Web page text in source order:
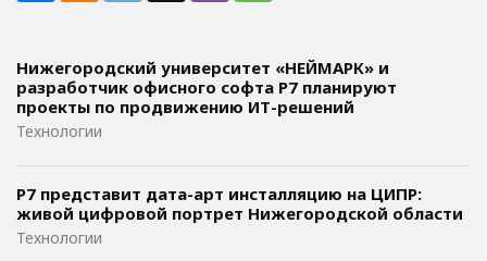
Нижегородский университет «НЕЙМАРК» и
разработчик офисного софта P7 планируют
проекты по продвижению ИТ-решений
Технологии
Р7 представит дата-арт инсталляцию на ЦИПР:
живой цифровой портрет Нижегородской области
Технологии